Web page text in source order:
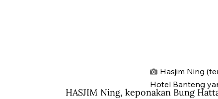
Hasjim Ning
Hotel Banteng
HASJIM Ning, keponakan Bung